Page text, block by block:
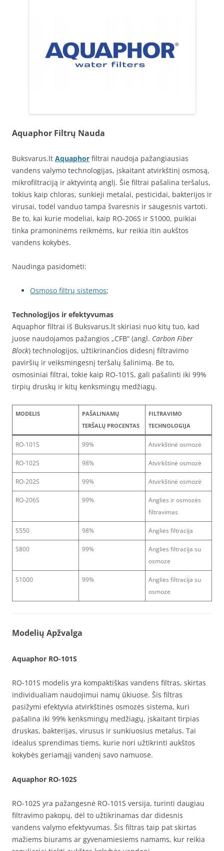
Aquaphor Filtrų Nauda
Buksvarus.lt Aquaphor filtrai naudoja pažangiausias
vandens valymo technologijas, įskaitant atvirkštinį osmosą,
mikrofiltraciją ir aktyvintą anglį. Šie filtrai pašalina teršalus,
tokius kaip chloras, sunkieji metalai, pesticidai, bakterijos ir
virusai, todėl vanduo tampa švaresnis ir saugesnis vartoti.
Be to, kai kurie modeliai, kaip RO-206S ir S1000, puikiai
tinka pramoninėms reikmėms, kur reikia itin aukštos
vandens kokybės.
Naudinga pasidomėti:
Osmoso filtrų sistemos;
Technologijos ir efektyvumas
Aquaphor filtrai iš Buksvarus.lt skiriasi nuo kitų tuo, kad
juose naudojamos pažangios „CFB“ (angl. Carbon Fiber
Block) technologijos, užtikrinančios didesnį filtravimo
paviršių ir veiksmingesnį teršalų šalinimą. Be to,
osmosiniai filtrai, tokie kaip RO-101S, gali pašalinti iki 99%
tirpių druskų ir kitų kenksmingų medžiagų.
MODELIS
PAŠALINAMŲ
TERŠALŲ PROCENTAS
FILTRAVIMO
TECHNOLOGIJA
RO-101S 99% Atvirkštinė osmozė
RO-102S 98% Atvirkštinė osmozė
RO-202S 99% Atvirkštinė osmozė
RO-206S 99%
Anglies ir osmozės
filtravimas
S550 98% Anglies filtracija
S800 99%
Anglies filtracija su
osmoze
S1000 99%
Anglies filtracija su
osmoze
Modelių Apžvalga
Aquaphor RO-101S
RO-101S modelis yra kompaktiškas vandens filtras, skirtas
individualiam naudojimui namų ūkiuose. Šis filtras
pasižymi efektyvia atvirkštinės osmozės sistema, kuri
pašalina iki 99% kenksmingų medžiagų, įskaitant tirpias
druskas, bakterijas, virusus ir sunkiuosius metalus. Tai
idealus sprendimas tiems, kurie nori užtikrinti aukštos
kokybės geriamąjį vandenį savo namuose.
Aquaphor RO-102S
RO-102S yra pažangesnė RO-101S versija, turinti daugiau
filtravimo pakopų, dėl to užtikrinamas dar didesnis
vandens valymo efektyvumas. Šis filtras taip pat skirtas
mažiems biurams ar gyvenamiesiems namams, kur reikia